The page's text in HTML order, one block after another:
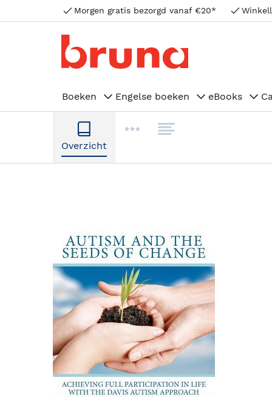
Morgen gratis bezorgd vanaf €20*
Boeken Engelse boeken eBooks
Overzicht